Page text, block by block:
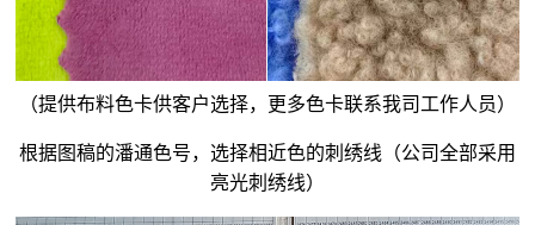
（提供布料色卡供客户选择，更多色卡联系我司工作人员）
根据图稿的潘通色号，选择相近色的刺绣线（公司全部采用
亮光刺绣线）